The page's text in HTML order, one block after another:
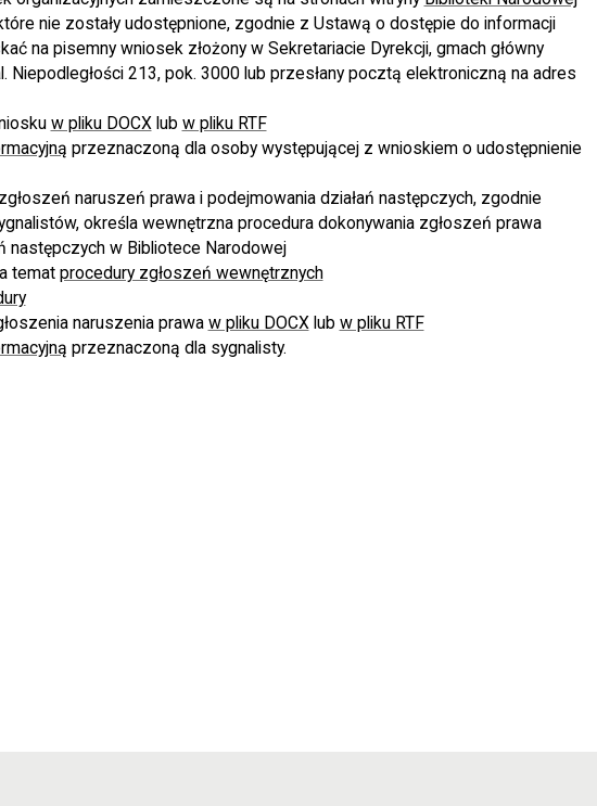
nie zostały udostępnione, zgodnie z Ustawą o dostępie do informacji
na pisemny wniosek złożony w Sekretariacie Dyrekcji, gmach główny
Niepodległości 213, pok. 3000 lub przesłany pocztą elektroniczną na adres
w pliku DOCXlub w pliku RTF
przeznaczoną dla osoby występującej z wnioskiem o udostępnienie
naruszeń prawa i podejmowania działań następczych, zgodnie
określa wewnętrzna procedura dokonywania zgłoszeń prawa
następczych w Bibliotece Narodowej
temat procedury zgłoszeń wewnętrznych
naruszenia prawa w pliku DOCXlub w pliku RTF
przeznaczoną dla sygnalisty.